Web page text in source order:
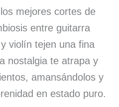
mejores cortes de
entre guitarra
violín tejen una fina
nostalgia te atrapa y
amansándolos y
en estado puro.